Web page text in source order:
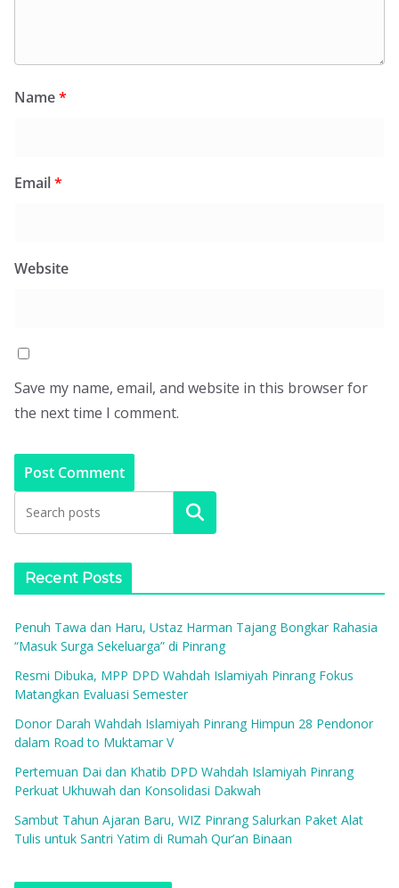
Name*
Email*
Website
Save my name, email, and website in this browser for
the next time I comment.
Search
Recent Posts
Penuh Tawa dan Haru, Ustaz Harman Tajang Bongkar Rahasia
“Masuk Surga Sekeluarga” di Pinrang
Resmi Dibuka, MPP DPD Wahdah Islamiyah Pinrang Fokus
Matangkan Evaluasi Semester
Donor Darah Wahdah Islamiyah Pinrang Himpun 28 Pendonor
dalam Road to Muktamar V
Pertemuan Dai dan Khatib DPD Wahdah Islamiyah Pinrang
Perkuat Ukhuwah dan Konsolidasi Dakwah
Sambut Tahun Ajaran Baru, WIZ Pinrang Salurkan Paket Alat
Tulis untuk Santri Yatim di Rumah Qur’an Binaan